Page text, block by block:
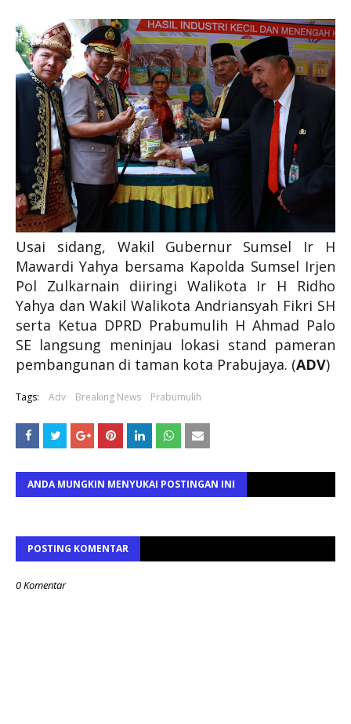
Usai sidang, Wakil Gubernur Sumsel Ir H
Mawardi Yahya bersama Kapolda Sumsel Irjen
Pol Zulkarnain diiringi Walikota Ir H Ridho
Yahya dan Wakil Walikota Andriansyah Fikri SH
serta Ketua DPRD Prabumulih H Ahmad Palo
SE langsung meninjau lokasi stand pameran
pembangunan di taman kota Prabujaya. (ADV)
Tags: Adv Breaking News Prabumulih
ANDA MUNGKIN MENYUKAI POSTINGAN INI
POSTING KOMENTAR
0 Komentar